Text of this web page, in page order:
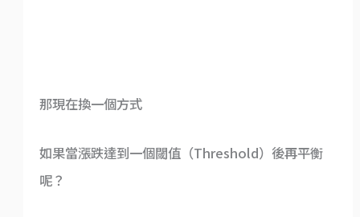
那現在換一個方式
如果當漲跌達到一個閾值（Threshold）後再平衡
呢？